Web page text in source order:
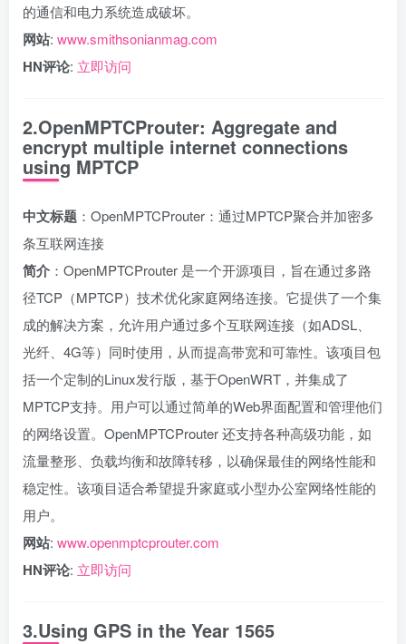
的通信和电力系统造成破坏。
网站: www.smithsonianmag.com
HN评论: 立即访问
2.OpenMPTCProuter: Aggregate and
encrypt multiple internet connections
using MPTCP
中文标题 ：OpenMPTCProuter：通过MPTCP聚合并加密多
条互联网连接
简介 ：OpenMPTCProuter 是一个开源项目，旨在通过多路
径TCP（MPTCP）技术优化家庭网络连接。它提供了一个集
成的解决方案，允许用户通过多个互联网连接（如ADSL、
光纤、4G等）同时使用，从而提高带宽和可靠性。该项目包
括一个定制的Linux发行版，基于OpenWRT，并集成了
MPTCP支持。用户可以通过简单的Web界面配置和管理他们
的网络设置。OpenMPTCProuter 还支持各种高级功能，如
流量整形、负载均衡和故障转移，以确保最佳的网络性能和
稳定性。该项目适合希望提升家庭或小型办公室网络性能的
用户。
网站: www.openmptcprouter.com
HN评论: 立即访问
3.Using GPS in the Year 1565